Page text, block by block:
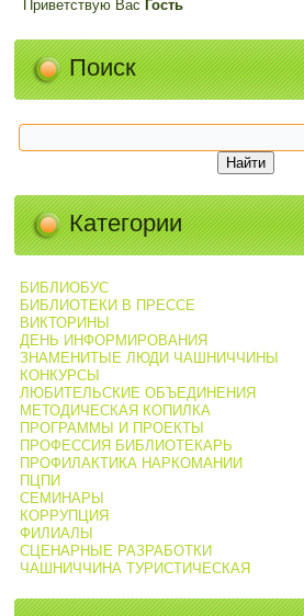
Приветствую Вас Гость
Поиск
Категории
БИБЛИОБУС
БИБЛИОТЕКИ В ПРЕССЕ
ВИКТОРИНЫ
ДЕНЬ ИНФОРМИРОВАНИЯ
ЗНАМЕНИТЫЕ ЛЮДИ ЧАШНИЧЧИНЫ
КОНКУРСЫ
ЛЮБИТЕЛЬСКИЕ ОБЪЕДИНЕНИЯ
МЕТОДИЧЕСКАЯ КОПИЛКА
ПРОГРАММЫ И ПРОЕКТЫ
ПРОФЕССИЯ БИБЛИОТЕКАРЬ
ПРОФИЛАКТИКА НАРКОМАНИИ
ПЦПИ
СЕМИНАРЫ
КОРРУПЦИЯ
ФИЛИАЛЫ
СЦЕНАРНЫЕ РАЗРАБОТКИ
ЧАШНИЧЧИНА ТУРИСТИЧЕСКАЯ